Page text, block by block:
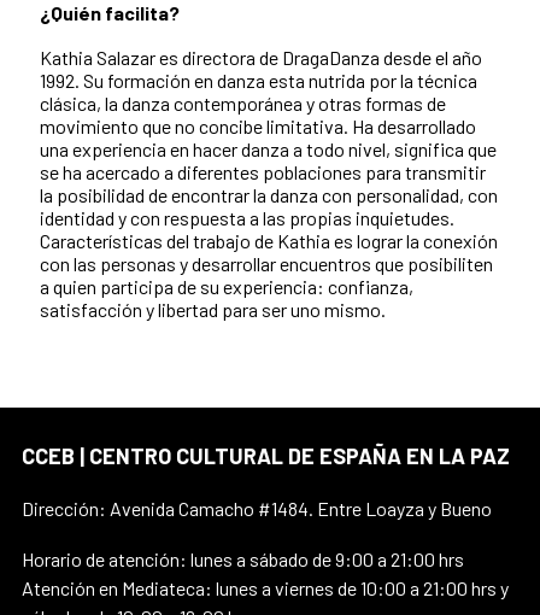
¿Quién facilita?
Kathia Salazar es directora de DragaDanza desde el año
1992. Su formación en danza esta nutrida por la técnica
clásica, la danza contemporánea y otras formas de
movimiento que no concibe limitativa. Ha desarrollado
una experiencia en hacer danza a todo nivel, significa que
se ha acercado a diferentes poblaciones para transmitir
la posibilidad de encontrar la danza con personalidad, con
identidad y con respuesta a las propias inquietudes.
Características del trabajo de Kathia es lograr la conexión
con las personas y desarrollar encuentros que posibiliten
a quien participa de su experiencia: confianza,
satisfacción y libertad para ser uno mismo.
CCEB | CENTRO CULTURAL DE ESPAÑA EN LA PAZ
Dirección: Avenida Camacho #1484. Entre Loayza y Bueno
Horario de atención: lunes a sábado de 9:00 a 21:00 hrs
Atención en Mediateca: lunes a viernes de 10:00 a 21:00 hrs y